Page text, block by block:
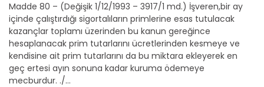
Madde 80 – (Değişik 1/12/1993 – 3917/1 md.) İşveren,bir ay
içinde çalıştırdığı sigortalıların primlerine esas tutulacak
kazançlar toplamı üzerinden bu kanun gereğince
hesaplanacak prim tutarlarını ücretlerinden kesmeye ve
kendisine ait prim tutarlarını da bu miktara ekleyerek en
geç ertesi ayın sonuna kadar kuruma ödemeye
mecburdur. ./...